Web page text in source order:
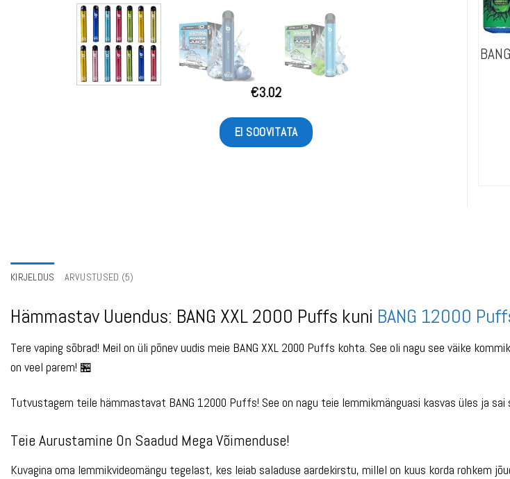
€3.02
EI SOOVITATA
KIRJELDUS ARVUSTUSED (5)
Hämmastav Uuendus: BANG XXL 2000 Puffs kuni BANG 12000
Tere vaping sõbrad! Meil on üli põnev uudis meie BANG XXL 2000 Puffs kohta. See oli nagu see väike
on veel parem! 🏪
Tutvustagem teile hämmastavat BANG 12000 Puffs! See on nagu teie lemmikmänguasi kasvas üles ja sai
Teie Aurustamine On Saadud Mega Võimenduse!
Kuvagina oma lemmikvideomängu tegelast, kes leiab saladuse aardekirstu, millel on kuus korda rohkem